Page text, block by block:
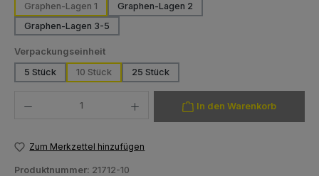
Graphen-Lagen 1
Graphen-Lagen 2
Graphen-Lagen 3-5
Verpackungseinheitauswählen
5 Stück
10 Stück 25 Stück
In den Warenkorb
Zum Merkzettel hinzufügen
Produktnummer: 21712-10